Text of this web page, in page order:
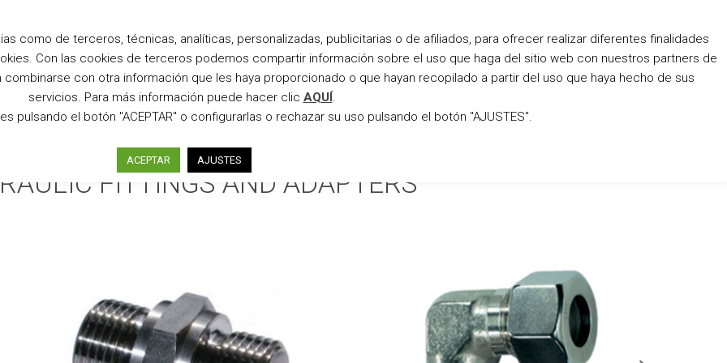
+34 938 654 171 biemen@biemen.com Language:
US CONTACT
FITTINGS AND ADAPTERS
como de terceros, técnicas, analíticas, personalizadas, publicitarias o de afiliados, para ofrecer realizar diferentes finalidades
Con las cookies de terceros podemos compartir información sobre el uso que haga del sitio web con nuestros partners de
con otra información que les haya proporcionado o que hayan recopilado a partir del uso que haya hecho de sus
servicios. Para más información puede hacer clic AQUÍ.
pulsando el botón "ACEPTAR" o configurarlas o rechazar su uso pulsando el botón "AJUSTES".
ACEPTAR AJUSTES